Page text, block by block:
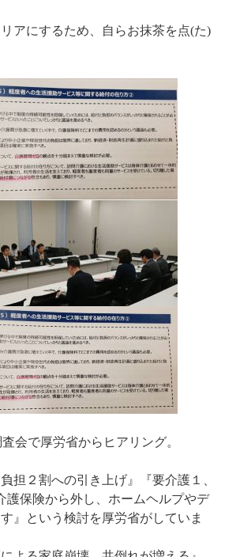
アにするため、自らお抹茶を点(た)
会で厚労省からヒアリング。
担２割への引き上げ』『要介護１、
護保険から外し、ホームヘルプやデ
』という検討を厚労省がしていま